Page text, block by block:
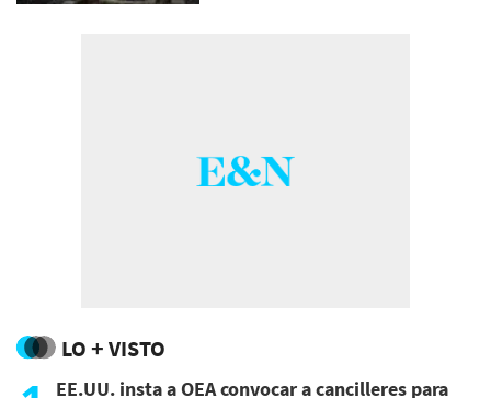
LO + VISTO
EE.UU. insta a OEA convocar a cancilleres para